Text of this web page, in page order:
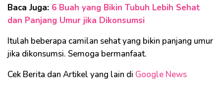
Baca Juga: 6 Buah yang Bikin Tubuh Lebih Sehat
dan Panjang Umur jika Dikonsumsi
Itulah beberapa camilan sehat yang bikin panjang umur
jika dikonsumsi. Semoga bermanfaat.
Cek Berita dan Artikel yang lain di Google News